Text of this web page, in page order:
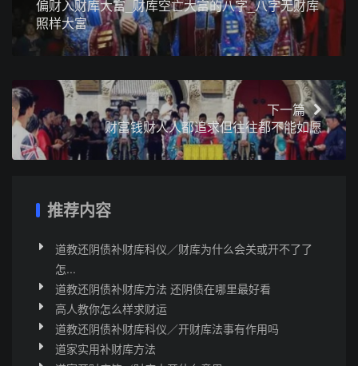
偏财入财库大富_财库空亡大富的八字_八字无财库
照样大富
下一篇
财富钱财人人都追求但往往都不能如愿
推荐内容
道教还阴债补财库科仪／财库为什么会关或开不了了
怎...
道教还阴债补财库方法 还阴债在哪里最好看
高人教你怎么样求财运
道教还阴债补财库科仪／开财库法事有作用吗
道家实用补财库方法